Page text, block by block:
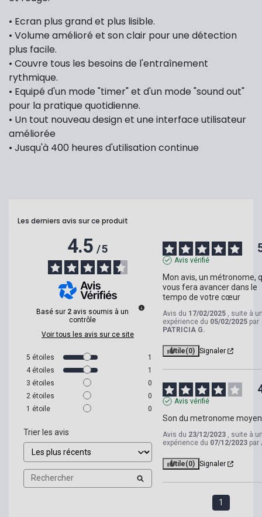
• Ecran plus grand et plus lisible.
• Volume amélioré et son clair pour une détection
plus facile.
• Couvre tous les besoins de l'entraînement
rythmique.
• Equipé d'un mode "timer" et d'un mode "sound out"
pour la pratique quotidienne.
• Un tout nouveau design et une interface utilisateur
améliorée
• Jusqu'à 400 heures d'utilisation continue
Les derniers avis sur ce produit
4.5/5
Basé sur 2 avis soumis à un
contrôle
Voir tous les avis sur ce site
5 étoiles
1
4 étoiles
1
3 étoiles
0
2 étoiles
0
1 étoile 0
Trier les avis
Avis vérifié
Mon avis, un métronome,
vous fera avancer dans le
tempo de votre cœur
Avis du 17/02/2025 , suite à
expérience du 05/02/2025 par
PATRICIA G.
Utile(0) Signaler
Avis vérifié
Son du metronome moyen
Avis du 23/12/2023 , suite à
expérience du 07/12/2023 par
Utile(0) Signaler
1